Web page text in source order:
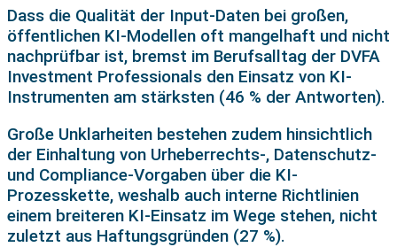
Dass die Qualität der Input-Daten bei großen,
öffentlichen KI-Modellen oft mangelhaft und nicht
nachprüfbar ist, bremst im Berufsalltag der DVFA
Investment Professionals den Einsatz von KI-
Instrumenten am stärksten (46 % der Antworten).
Große Unklarheiten bestehen zudem hinsichtlich
der Einhaltung von Urheberrechts-, Datenschutz-
und Compliance-Vorgaben über die KI-
Prozesskette, weshalb auch interne Richtlinien
einem breiteren KI-Einsatz im Wege stehen, nicht
zuletzt aus Haftungsgründen (27 %).